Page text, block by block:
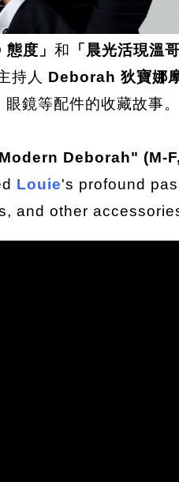
態度」 和 「晨光活現溫
持人 Deborah 狄寶娜
鏡等配件的收藏故事。
Deborah" (M-
Louie's profound
and other